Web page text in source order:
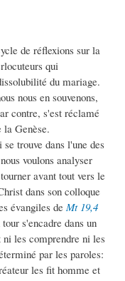
de réflexions sur la
qui
du mariage.
nous en souvenons,
contre, s'est réclamé
Genèse.
trouve dans l'une des
voulons analyser
avant tout vers le
dans son colloque
évangiles de Mt 19,4
s'encadre dans un
les comprendre ni les
par les paroles:
les fit homme et